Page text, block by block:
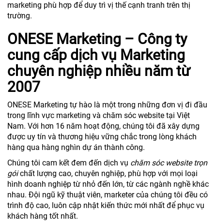
marketing phù hợp để duy trì vị thế cạnh tranh trên thị
trường.
ONESE Marketing – Công ty
cung cấp dịch vụ Marketing
chuyên nghiệp nhiều năm từ
2007
ONESE Marketing tự hào là một trong những đơn vị đi đầu
trong lĩnh vực marketing và chăm sóc website tại Việt
Nam. Với hơn 16 năm hoạt động, chúng tôi đã xây dựng
được uy tín và thương hiệu vững chắc trong lòng khách
hàng qua hàng nghìn dự án thành công.
Chúng tôi cam kết đem đến dịch vụ chăm sóc website trọn
góichất lượng cao, chuyên nghiệp, phù hợp với mọi loại
hình doanh nghiệp từ nhỏ đến lớn, từ các ngành nghề khác
nhau. Đội ngũ kỹ thuật viên, marketer của chúng tôi đều có
trình độ cao, luôn cập nhật kiến thức mới nhất để phục vụ
khách hàng tốt nhất.